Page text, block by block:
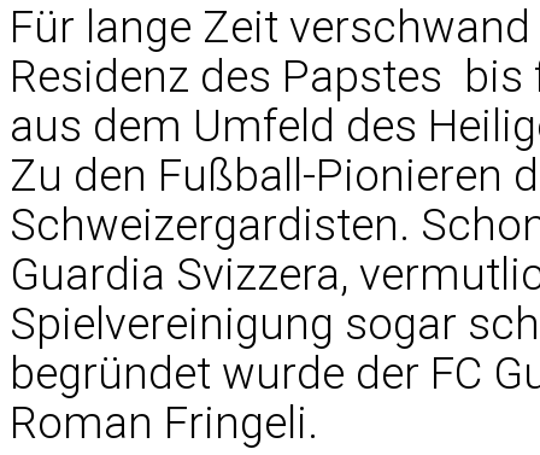
Für lange Zeit
Residenz des Papstes 
aus dem Umfeld des
Zu den Fußball-Pionieren
Schweizergardisten.
Guardia Svizzera,
Spielvereinigung sogar
begründet wurde der FC
Roman Fringeli.